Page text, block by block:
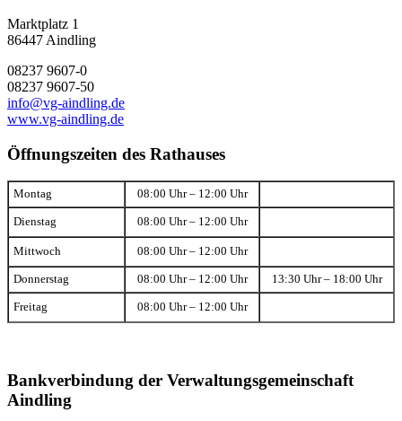
Marktplatz 1
86447 Aindling
08237 9607-0
08237 9607-50
info@vg-aindling.de
www.vg-aindling.de
Öffnungszeiten des Rathauses
Montag 08:00 Uhr – 12:00 Uhr
Dienstag 08:00 Uhr – 12:00 Uhr
Mittwoch 08:00 Uhr – 12:00 Uhr
Donnerstag 08:00 Uhr – 12:00 Uhr 13:30 Uhr – 18:00 Uhr
Freitag 08:00 Uhr – 12:00 Uhr
Bankverbindung der Verwaltungsgemeinschaft
Aindling